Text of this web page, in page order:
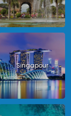
Singapour